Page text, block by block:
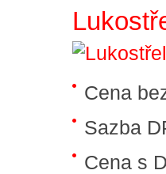
Cena
Sazba
Cena s